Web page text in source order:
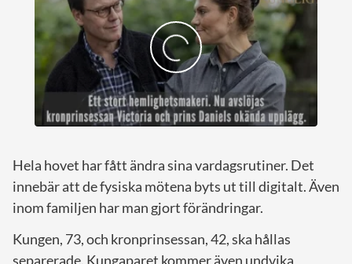
Hela hovet har fått ändra sina vardagsrutiner. Det
innebär att de fysiska mötena byts ut till digitalt. Även
inom familjen har man gjort förändringar.
Kungen, 73, och kronprinsessan, 42, ska hållas
separerade. Kungaparet kommer även undvika